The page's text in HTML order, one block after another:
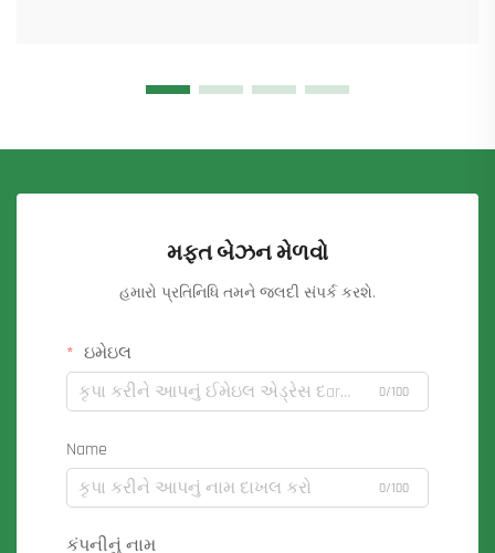
મફત બેઝન મેળવો
હમારો પ્રતિનિધિ તમને જલદી સંપર્ક કરશે.
ઇમેઇલ
0/100
Name
0/100
કંપનીનું નામ